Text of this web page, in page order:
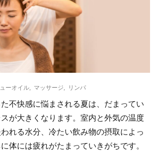
ーオイル マッサージ リンパ
不快感に悩まされる夏は、だまってい
が大きくなります。室内と外気の温度
れる水分、冷たい飲み物の摂取によっ
体には疲れがたまっていきがちです。